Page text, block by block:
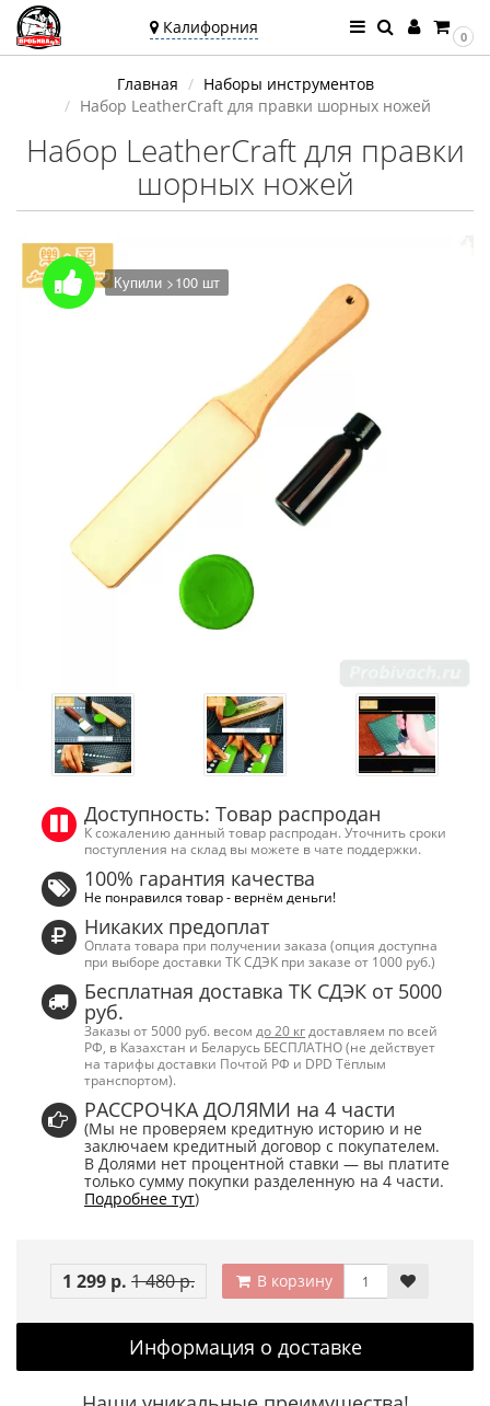
Калифорния
Ваш город —
Калифорния
Угадали?
0
Главная
Наборы инструментов
Набор LeatherCraft для правки шорных ножей
Набор LeatherCraft для правки
шорных ножей
Купили >100 шт
Доступность: Товар распродан
К сожалению данный товар распродан. Уточнить сроки
поступления на склад вы можете в чате поддержки.
100% гарантия качества
Не понравился товар - вернём деньги!
Никаких предоплат
Оплата товара при получении заказа (опция доступна
при выборе доставки ТК СДЭК при заказе от 1000 руб.)
Бесплатная доставка ТК СДЭК от 5000
руб.
Заказы от 5000 руб. весом до 20 кг доставляем по всей
РФ, в Казахстан и Беларусь БЕСПЛАТНО (не действует
на тарифы доставки Почтой РФ и DPD Тёплым
транспортом).
РАССРОЧКА ДОЛЯМИ на 4 части
(Мы не проверяем кредитную историю и не
заключаем кредитный договор с покупателем.
В Долями нет процентной ставки — вы платите
только сумму покупки разделенную на 4 части.
Подробнее тут)
1 299 р. 1 480 р. В корзину
Информация о доставке